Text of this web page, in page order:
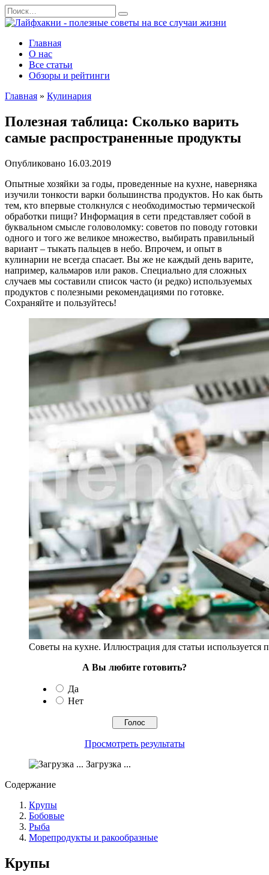
Перейти
к
содержанию
Search
for:
Главная
О нас
Все статьи
Обзоры и рейтинги
Главная » Кулинария
Полезная таблица: Сколько варить
самые распространенные продукты
Опубликовано 16.03.2019
Опытные хозяйки за годы, проведенные на кухне, наверняка
изучили тонкости варки большинства продуктов. Но как быть
тем, кто впервые столкнулся с необходимостью термической
обработки пищи? Информация в сети представляет собой в
буквальном смысле головоломку: советов по поводу готовки
одного и того же великое множество, выбирать правильный
вариант – тыкать пальцев в небо. Впрочем, и опыт в
кулинарии не всегда спасает. Вы же не каждый день варите,
например, кальмаров или раков. Специально для сложных
случаев мы составили список часто (и редко) используемых
продуктов с полезными рекомендациями по готовке.
Сохраняйте и пользуйтесь!
Советы на кухне. Иллюстрация для статьи
А Вы любите готовить?
Да
Нет
Просмотреть результаты
Загрузка ...
Содержание
Крупы
Бобовые
Рыба
Морепродукты и ракообразные
Крупы